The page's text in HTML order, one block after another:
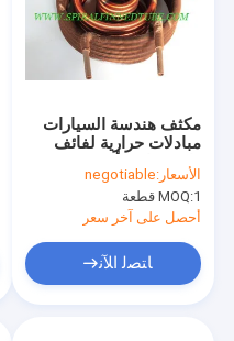
مكثف هندسة السيارات
مبادلات حرارية لفائف
ذات زعانف ألمنيوم /
نحاسي
الأسعار:negotiable
MOQ:1 قطعة
أحصل على آخر سعر
ﺎﺘﺼﻟ ﺍﻶﻧ